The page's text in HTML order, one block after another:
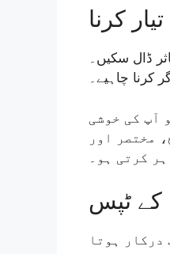
کرنا
ڈال سکیں۔
کرنا چاہیے۔
آپ کی خوشی
مختصر اور
کرتی ہو۔
کے ٹپس
درکار ہوتا